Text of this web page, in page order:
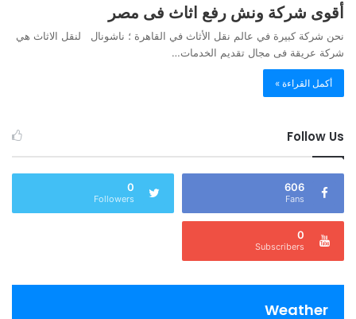
أقوى شركة ونش رفع اثاث فى مصر
نحن شركة كبيرة في عالم نقل الأثاث في القاهرة ؛ ناشونال لنقل الاثاث هي
شركة عريقة فى مجال تقديم الخدمات…
أكمل القراءة »
Follow Us
606
Fans
0
Followers
0
Subscribers
Weather